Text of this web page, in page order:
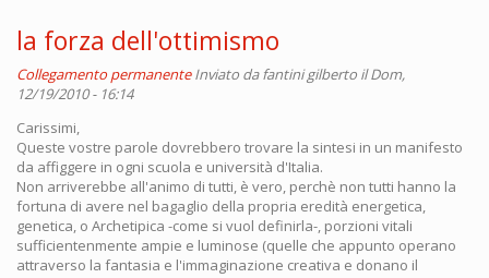
la forza dell'ottimismo
Collegamento permanente Inviato dafantini gilberto il Dom,
12/19/2010 - 16:14
Carissimi,
Queste vostre parole dovrebbero trovare la sintesi in un manifesto
da affiggere in ogni scuola e università d'Italia.
Non arriverebbe all'animo di tutti, è vero, perchè non tutti hanno la
fortuna di avere nel bagaglio della propria eredità energetica,
genetica, o Archetipica -come si vuol definirla-, porzioni vitali
sufficientenmente ampie e luminose (quelle che appunto operano
attraverso la fantasia e l'immaginazione creativa e donano il